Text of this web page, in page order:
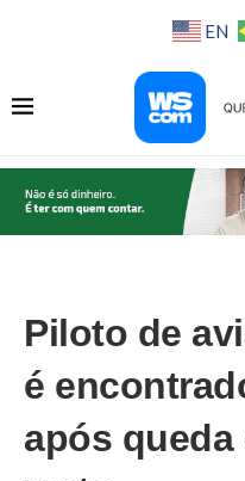
EN
Piloto de
é
após queda